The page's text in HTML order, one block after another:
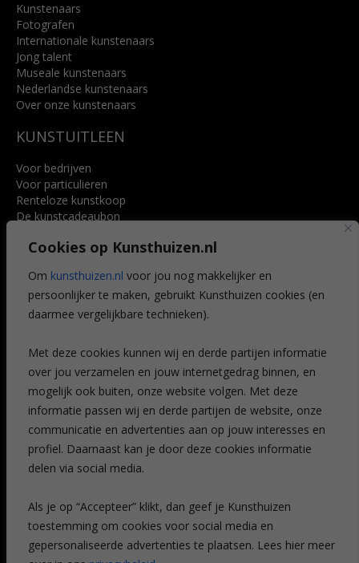
Cookies op Kunsthuizen.nl
Om kunsthuizen.nl voor jou nog makkelijker en
persoonlijker te maken, gebruikt Kunsthuizen cookies (en
daarmee vergelijkbare technieken).
Met deze cookies kunnen wij en derde partijen informatie
over jou verzamelen en jouw internetgedrag binnen, en
mogelijk ook buiten, onze website volgen. Met deze
informatie passen wij en derde partijen de website, onze
communicatie en advertenties aan op jouw interesses en
profiel. Daarnaast kan je door deze cookies informatie
delen via social media.
Als je op “Accepteer” klikt, dan geef je Kunsthuizen
toestemming om cookies voor social media en
gepersonaliseerde advertenties te plaatsen. Lees hier meer
Kunstenaars
Fotografen
Internationale kunstenaars
Jong talent
Museale kunstenaars
Nederlandse kunstenaars
Over onze kunstenaars
KUNSTUITLEEN
Voor bedrijven
Voor particulieren
Renteloze kunstkoop
De kunstcadeaubon
Voordelen
Veelgestelde vragen
CONTACT
Leiden
Amsterdam
Breda
Favorieten
Mijn art alert
NIEUWSBRIEF